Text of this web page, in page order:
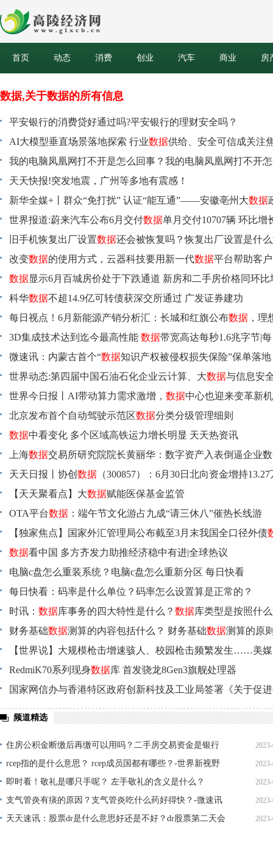
首页 动态 消费 创业 汽车 商业 房
数据,关于数据的所有信息
平安银行的消费贷好通过吗?平安银行的理财安全吗？
AI大模型垂直场景落地探索 行业数据供给、安全可信成关注
看点
我的电脑凤凰网打不开是怎么回事？我的电脑凤凰网打不开
天天快报!突发地震，广州等多地有震感！
新华全媒+丨群众“免打扰” 认证“能互通”——安徽亳州大数据
一线观察 世界速看
世界报道:蔚来汽车公布6月交付数据单月交付10707辆 环比增
旧手机恢复出厂设置数据还会被恢复吗？恢复出厂设置是什
时焦点
改变数据的使用方式，云器科技要用新一代数据平台帮助客
倍” 世界实时
数据显示6月百城房价处于下跌通道 新房和二手房价格同环比
调 天天关注
科华数据不超14.9亿可转债获深交所通过 广发证券建功
每日视点！6月新能源产销分析汇：长城和红旗公布数据 ，理
预期！
3D集成技术达到迄今最高性能 数据带宽高达每秒1.6兆字节|
微速讯：内蒙古首个“数据知识产权被侵权损失保险”保单落地
世界动态:第四届中国石油石化企业云计算、大数据与信息安
月召开
世界今日报丨AI带动算力需求激增， 数据中心也迎来变革新
北京发布首个自动驾驶示范区数据分类分级管理细则
数据中看变化 多个区域高铁运力增长明显 天天热资讯
上海数据交易所研究院院长黄丽华：数字资产入表倒逼企业
天天日报丨协创 数据 （300857）：6月30日北向资金增持
【天天聚看点】大数据赋能医保基金监管
OTA平台数据 ：端午节文化游占九成“请三休八”催热长线游
【独家焦点】国家外汇管理局公布截至3月末我国全口径外债
数据看中国 多方齐发力助推经济稳中有进|全球热议
电脑c盘怎么重装系统？电脑c盘怎么重新分区 每日快看
每日快看：码率是什么单位？码率怎么设置算是正常的？
时讯： 数据库事务的四大特性是什么？ 数据库类型是按照什
财务基础数据测算的内容包括什么？ 财务基础数据测算的原
【世界说】大规模枪击增速骇人、校园枪击频繁发生……美
支暴力相关统计数据在今年独立日前创新高
RedmiK70系列现身数据库 首发骁龙8Gen3旗舰处理器
国家网信办与香港特区政府创新科技及工业局签署《关于促
湾区数据跨境流动的合作备忘录》
频道精选
住房公积金断缴后再缴可以用吗？二手房交易资金是银行
监管还是房管局？-世界观察
rcep指的是什么意思？ rcep成员国都有哪些？-世界新视野
即时看！敬礼是哪只手呢？ 左手敬礼的含义是什么？
支气管炎有痰的原因？支气管炎吃什么药好得快？-微速讯
天天速讯：股票dr是什么意思好还是不好？dr股票第二天会